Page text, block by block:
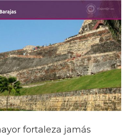
fortaleza jamás